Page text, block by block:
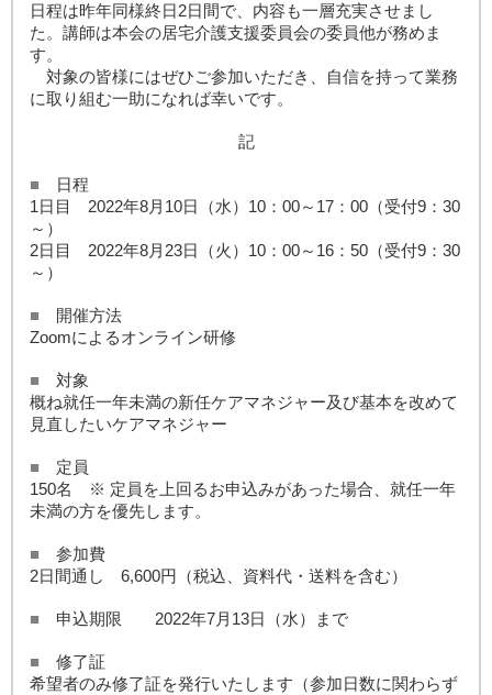
日程は昨年同様終日2日間で、内容も一層充実させまし
た。講師は本会の居宅介護支援委員会の委員他が務めま
す。
対象の皆様にはぜひご参加いただき、自信を持って業務
に取り組む一助になれば幸いです。
記
■
日程
1日目 2022年8月10日（水）10：00～17：00（受付9：30
～）
2日目 2022年8月23日（火）10：00～16：50（受付9：30
～）
■ 開催方法
Zoomによるオンライン研修
■ 対象
概ね就任一年未満の新任ケアマネジャー及び基本を改めて
見直したいケアマネジャー
■ 定員
150名
※ 定員を上回るお申込みがあった場合、就任一年
未満の方を優先します。
■ 参加費
2日間通し 6,600円（税込、資料代・送料を含む）
■ 申込期限 2022年7月13日（水）まで
■ 修了証
希望者のみ修了証を発行いたします（参加日数に関わらず